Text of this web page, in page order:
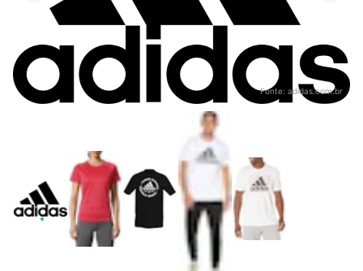
Fonte: adidas.com.br